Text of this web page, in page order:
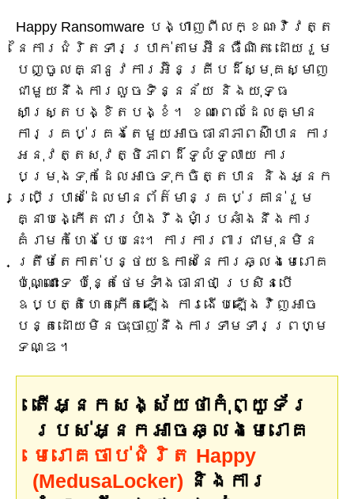
Happy Ransomware បង្ហាញពីលក្ខណៈវិវត្ត
នៃការជំរិតទារប្រាក់តាមអ៊ីនធឺណិត ដោយរួម
បញ្ចូលគ្នានូវការអ៊ិនគ្រីបដ៏ស្មុគស្មាញ
ជាមួយនឹងការលួចទិន្នន័យ និងយុទ្ធ
សាស្ត្របង្ខិតបង្ខំ។ ខណៈពេលដែលគ្មាន
ការគ្រប់គ្រងតែមួយអាចធានាភាពស៊ាំបាន ការ
អនុវត្តសុវត្ថិភាពដ៏ទូលំទូលាយ ការ
បម្រុងទុកដែលអាចទុកចិត្តបាន និងអ្នក
ប្រើប្រាស់ដែលមានព័ត៌មានគ្រប់គ្រាន់រួម
គ្នាបង្កើតជារបាំងរឹងមាំប្រឆាំងនឹងការ
គំរាមកំហែងបែបនេះ។ ការការពារជាមុនមិន
ត្រឹមតែកាត់បន្ថយឱកាសនៃការឆ្លងមេរោគ
ប៉ុណ្ណោះទេ ប៉ុន្តែថែមទាំងធានាថា ប្រសិនបើ
ឧប្បត្តិហេតុកើតឡើង ការងើបឡើងវិញអាច
បន្តដោយមិនចុះចាញ់នឹងការទាមទារព្រហ្ម
ទណ្ឌ។
តើអ្នកសង្ស័យថាកុំព្យូទ័រ
របស់អ្នកអាចឆ្លងមេរោគ
មេរោគចាប់ជំរិត Happy
(MedusaLocker) និងការ